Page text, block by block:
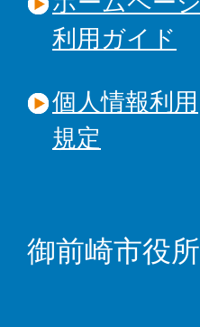
利用ガイド
個人情報利用
規定
御前崎市役所